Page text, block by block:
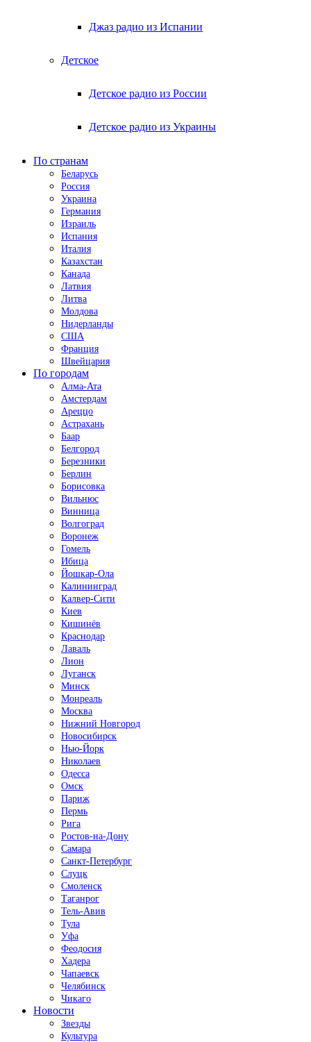
Джаз радио из Испании
Детское
Детское радио из России
Детское радио из Украины
По странам
Беларусь
Россия
Украина
Германия
Израиль
Испания
Италия
Казахстан
Канада
Латвия
Литва
Молдова
Нидерланды
США
Франция
Швейцария
По городам
Алма-Ата
Амстердам
Ареццо
Астрахань
Баар
Белгород
Березники
Берлин
Борисовка
Вильнюс
Винница
Волгоград
Воронеж
Гомель
Ибица
Йошкар-Ола
Калининград
Калвер-Сити
Киев
Кишинёв
Краснодар
Лаваль
Лион
Луганск
Минск
Монреаль
Москва
Нижний Новгород
Новосибирск
Нью-Йорк
Николаев
Одесса
Омск
Париж
Пермь
Рига
Ростов-на-Дону
Самара
Санкт-Петербург
Слуцк
Смоленск
Таганрог
Тель-Авив
Тула
Уфа
Феодосия
Хадера
Чапаевск
Челябинск
Чикаго
Новости
Звезды
Культура